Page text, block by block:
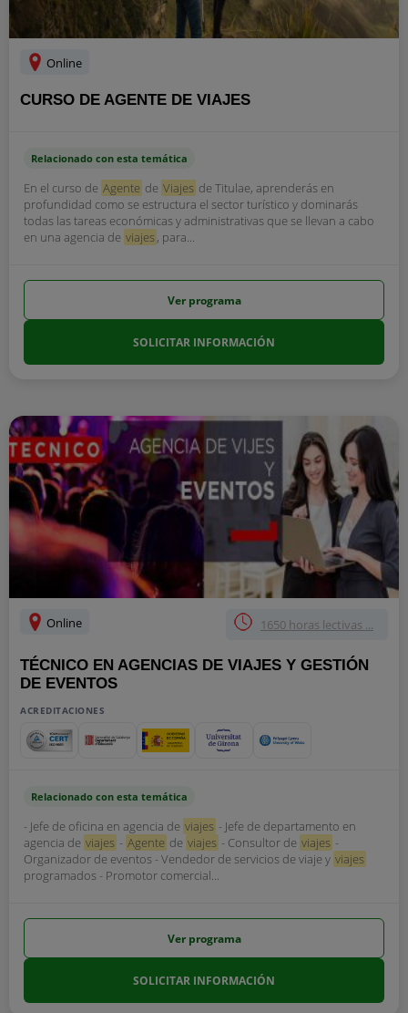
Online
CURSO DE AGENTE DE VIAJES
Relacionado con esta temática
En el curso de Agente de Viajes de Titulae, aprenderás en
profundidad como se estructura el sector turístico y dominarás
todas las tareas económicas y administrativas que se llevan a cabo
en una agencia de viajes, para...
Ver programa
SOLICITAR INFORMACIÓN
Online 1650 horas lectivas ...
TÉCNICO EN AGENCIAS DE VIAJES Y GESTIÓN
DE EVENTOS
ACREDITACIONES
Relacionado con esta temática
- Jefe de oficina en agencia de viajes - Jefe de departamento en
agencia de viajes - Agente de viajes - Consultor de viajes -
Organizador de eventos - Vendedor de servicios de viaje y viajes
programados - Promotor comercial...
Ver programa
SOLICITAR INFORMACIÓN